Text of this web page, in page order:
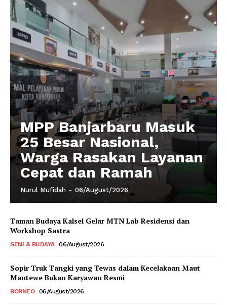
MPP Banjarbaru Masuk
25 Besar Nasional,
Warga Rasakan Layanan
Cepat dan Ramah
Nurul Mufidah - 06/August/2026
Taman Budaya Kalsel Gelar MTN Lab Residensi dan
Workshop Sastra
SENI & BUDAYA 06/August/2026
Sopir Truk Tangki yang Tewas dalam Kecelakaan Maut
Mantewe Bukan Karyawan Resmi
BORNEO 06/August/2026